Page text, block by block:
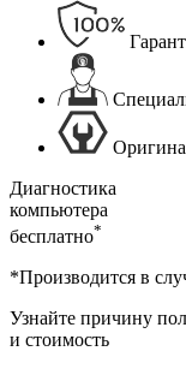
Диагностика
компьютера
бесплатно*
*Производится в
Узнайте причину
и стоимость